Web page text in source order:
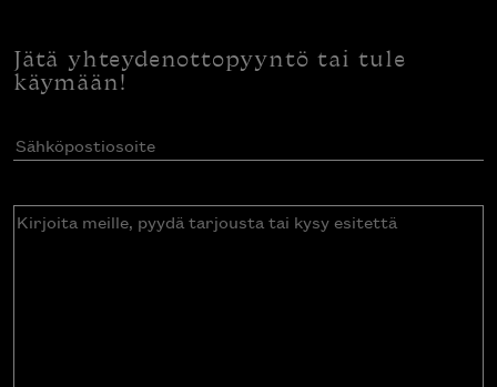
Jätä yhteydenottopyyntö tai tule
käymään!
Sähköpostiosoite(Pakollinen)
Kirjoita